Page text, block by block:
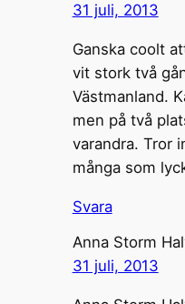
31 juli, 2013
Ganska coolt
vit stork två
Västmanland.
men på två
varandra. Tror
många som
Svara
Anna Storm
31 juli, 2013